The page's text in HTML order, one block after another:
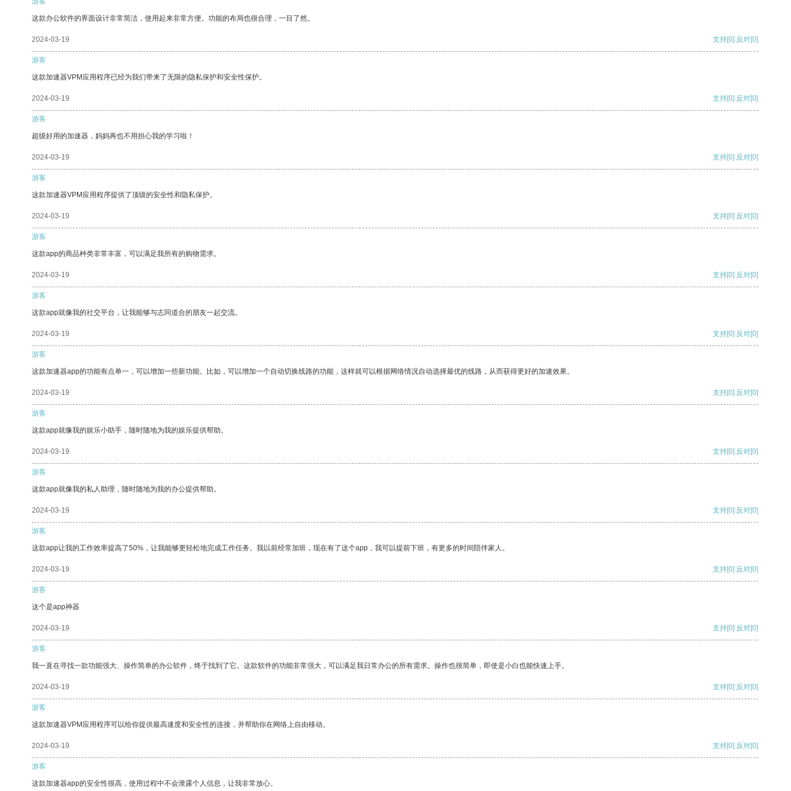
这款办公软件的界面设计非常简洁，使用起来非常方便。功能的布局也很合理，一目了然。
2024-03-19 支持[0] 反对[0]
游客
这款加速器VPM应用程序已经为我们带来了无限的隐私保护和安全性保护。
2024-03-19 支持[0] 反对[0]
游客
超级好用的加速器，妈妈再也不用担心我的学习啦！
2024-03-19 支持[0] 反对[0]
游客
这款加速器VPM应用程序提供了顶级的安全性和隐私保护。
2024-03-19 支持[0] 反对[0]
游客
这款app的商品种类非常丰富，可以满足我所有的购物需求。
2024-03-19 支持[0] 反对[0]
游客
这款app就像我的社交平台，让我能够与志同道合的朋友一起交流。
2024-03-19 支持[0] 反对[0]
游客
这款加速器app的功能有点单一，可以增加一些新功能。比如，可以增加一个自动切换线路的功能，这样就可以根据网络情况自动选择最优的线路，从而获得更好的加速效果。
2024-03-19 支持[0] 反对[0]
游客
这款app就像我的娱乐小助手，随时随地为我的娱乐提供帮助。
2024-03-19 支持[0] 反对[0]
游客
这款app就像我的私人助理，随时随地为我的办公提供帮助。
2024-03-19 支持[0] 反对[0]
游客
这款app让我的工作效率提高了50%，让我能够更轻松地完成工作任务。我以前经常加班，现在有了这个app，我可以提前下班，有更多的时间陪伴家人。
2024-03-19 支持[0] 反对[0]
游客
这个是app神器
2024-03-19 支持[0] 反对[0]
游客
我一直在寻找一款功能强大、操作简单的办公软件，终于找到了它。这款软件的功能非常强大，可以满足我日常办公的所有需求。操作也很简单，即使是小白也能快速上手。
2024-03-19 支持[0] 反对[0]
游客
这款加速器VPM应用程序可以给你提供最高速度和安全性的连接，并帮助你在网络上自由移动。
2024-03-19 支持[0] 反对[0]
游客
这款加速器app的安全性很高，使用过程中不会泄露个人信息，让我非常放心。